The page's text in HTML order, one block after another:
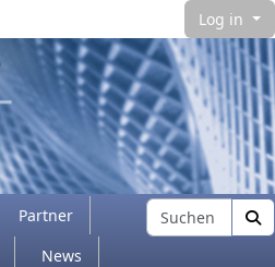
Log in
functionality and
Partner
News
Find